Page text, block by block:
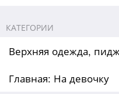
КАТЕГОРИИ
Верхняя одежда,
Главная: На девочку